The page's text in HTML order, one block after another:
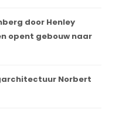
door Henley
opent gebouw naar
Norbert